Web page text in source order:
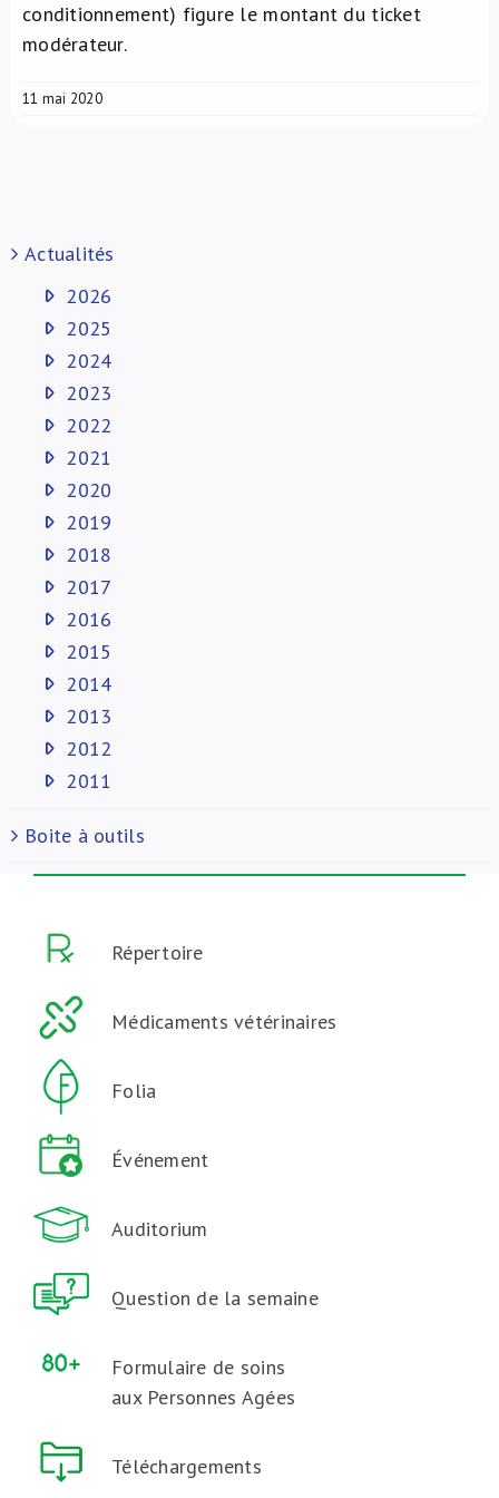
conditionnement) figure le montant du ticket
modérateur.
11 mai 2020
Actualités
2026
2025
2024
2023
2022
2021
2020
2019
2018
2017
2016
2015
2014
2013
2012
2011
Boite à outils
Répertoire
Médicaments vétérinaires
Folia
Événement
Auditorium
Question de la semaine
Formulaire de soins
aux Personnes Agées
Téléchargements